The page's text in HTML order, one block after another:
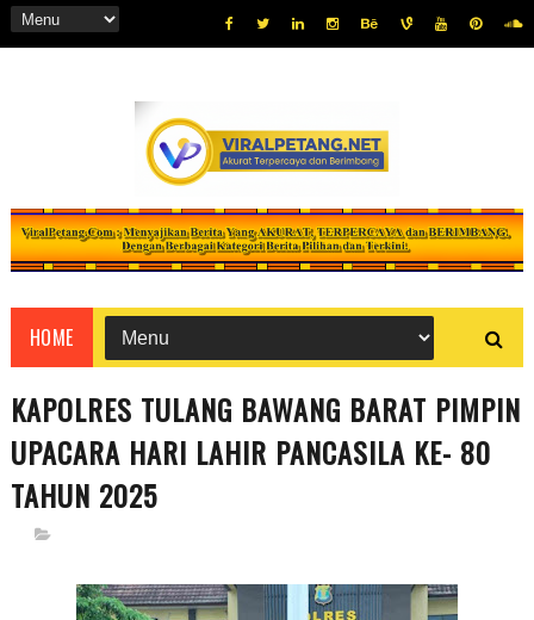
HOME
KAPOLRES TULANG BAWANG BARAT PIMPIN
UPACARA HARI LAHIR PANCASILA KE- 80
TAHUN 2025